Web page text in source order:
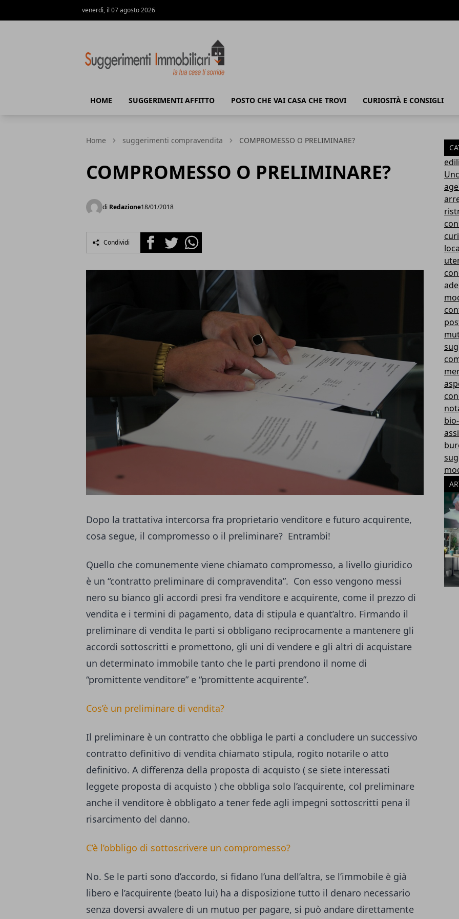
venerdì, il 07 agosto 2026
HOME SUGGERIMENTI AFFITTO POSTO CHE VAI CASA CHE TROVI CURIOSITÀ E CONSIGLI
Home suggerimenti compravendita COMPROMESSO O PRELIMINARE?
COMPROMESSO O PRELIMINARE?
di Redazione18/01/2018
Condividi FacebookTwitterWhatsapp
Dopo la trattativa intercorsa fra proprietario venditore e futuro acquirente,
cosa segue, il compromesso o il preliminare? Entrambi!
Quello che comunemente viene chiamato compromesso, a livello giuridico
è un “contratto preliminare di compravendita”. Con esso vengono messi
nero su bianco gli accordi presi fra venditore e acquirente, come il prezzo di
vendita e i termini di pagamento, data di stipula e quant’altro. Firmando il
preliminare di vendita le parti si obbligano reciprocamente a mantenere gli
accordi sottoscritti e promettono, gli uni di vendere e gli altri di acquistare
un determinato immobile tanto che le parti prendono il nome di
“promittente venditore” e “promittente acquirente”.
Cos’è un preliminare di vendita?
Il preliminare è un contratto che obbliga le parti a concludere un successivo
contratto definitivo di vendita chiamato stipula, rogito notarile o atto
definitivo. A differenza della proposta di acquisto ( se siete interessati
leggete proposta di acquisto ) che obbliga solo l’acquirente, col preliminare
anche il venditore è obbligato a tener fede agli impegni sottoscritti pena il
risarcimento del danno.
C’è l’obbligo di sottoscrivere un compromesso?
No. Se le parti sono d’accordo, si fidano l’una dell’altra, se l’immobile è già
libero e l’acquirente (beato lui) ha a disposizione tutto il denaro necessario
senza doversi avvalere di un mutuo per pagare, si può andare direttamente